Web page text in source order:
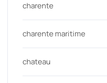
charente
charente maritime
chateau